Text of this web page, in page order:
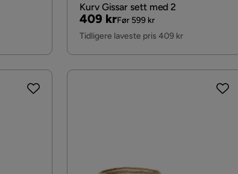
Kurv Gissar sett med 2
Pris
409 kr
Original
Pris
Før 599 kr
Tidligere laveste pris 409 kr